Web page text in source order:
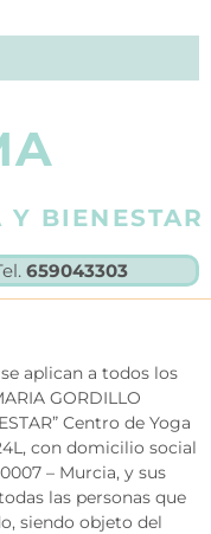
Y BIENESTAR
659043303
aplican a todos los
GORDILLO
Centro de Yoga
con domicilio social
– Murcia, y sus
las personas que
siendo objeto del